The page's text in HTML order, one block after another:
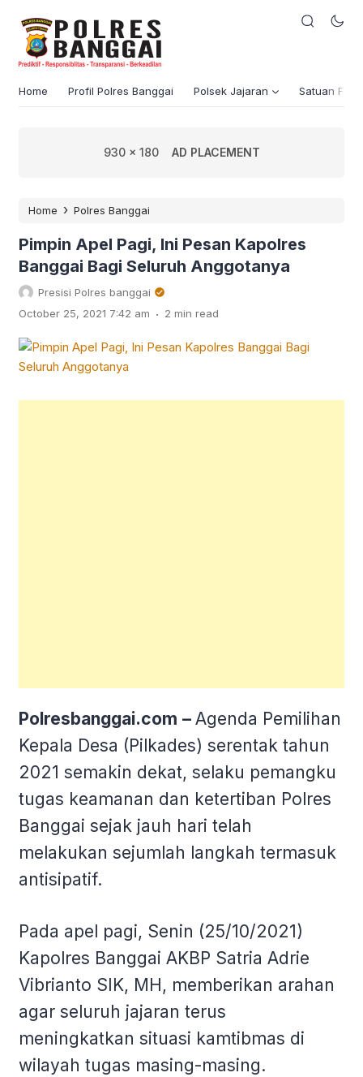
Home Profil Polres Banggai Polsek Jajaran Satuan
930 x 180 AD PLACEMENT
Home › Polres Banggai
Pimpin Apel Pagi, Ini Pesan Kapolres
Banggai Bagi Seluruh Anggotanya
Presisi Polres banggai
October 25, 2021 7:42 am . 2 min read
Polresbanggai.com – Agenda Pemilihan
Kepala Desa (Pilkades) serentak tahun
2021 semakin dekat, selaku pemangku
tugas keamanan dan ketertiban Polres
Banggai sejak jauh hari telah
melakukan sejumlah langkah termasuk
antisipatif.
Pada apel pagi, Senin (25/10/2021)
Kapolres Banggai AKBP Satria Adrie
Vibrianto SIK, MH, memberikan arahan
agar seluruh jajaran terus
meningkatkan situasi kamtibmas di
wilayah tugas masing-masing.